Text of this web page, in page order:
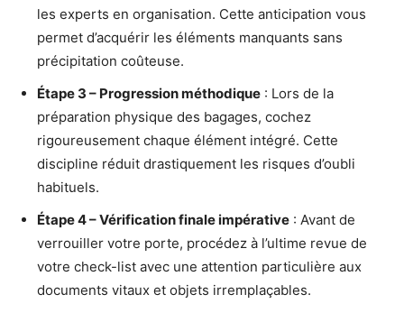
les experts en organisation. Cette anticipation vous
permet d’acquérir les éléments manquants sans
précipitation coûteuse.
Étape 3 – Progression méthodique : Lors de la
préparation physique des bagages, cochez
rigoureusement chaque élément intégré. Cette
discipline réduit drastiquement les risques d’oubli
habituels.
Étape 4 – Vérification finale impérative : Avant de
verrouiller votre porte, procédez à l’ultime revue de
votre check-list avec une attention particulière aux
documents vitaux et objets irremplaçables.